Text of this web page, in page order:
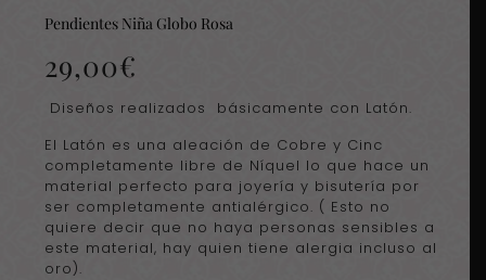
Pendientes Niña Globo Rosa
29,00€
Diseños realizados básicamente con Latón.
El Latón es una aleación de Cobre y Cinc
completamente libre de Níquel lo que hace un
material perfecto para joyería y bisutería por
ser completamente antialérgico. ( Esto no
quiere decir que no haya personas sensibles a
este material, hay quien tiene alergia incluso al
oro).